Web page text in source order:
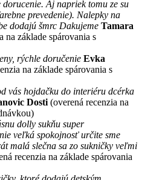
Aj napriek tomu ze su
prevedenie). Nalepky na
dodajú šmrc Dakujeme Tamara
na základe spárovania s
rýchle doručenie Evka
na základe spárovania s
vás hojdačku do interiéru dcérka
Dosti (overená recenzia na
dolly sukňu super
veľká spokojnosť určite sme
malá slečna sa zo sukničky veľmi
recenzia na základe spárovania